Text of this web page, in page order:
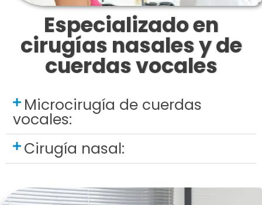
Especializado en
cirugías nasales y de
cuerdas vocales
Microcirugía de cuerdas
vocales:
Cirugía nasal: